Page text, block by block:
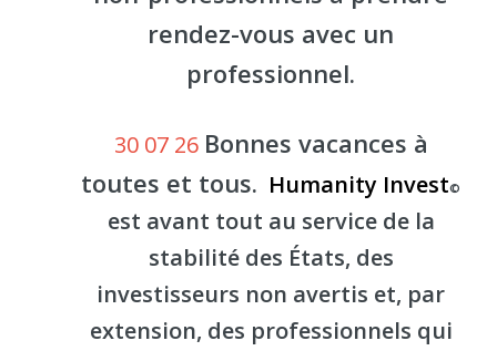
rendez-vous avec un
professionnel.
30 07 26 Bonnes vacances à
toutes et tous. Humanity Invest©
est avant tout au service de la
stabilité des États, des
investisseurs non avertis et, par
extension, des professionnels qui